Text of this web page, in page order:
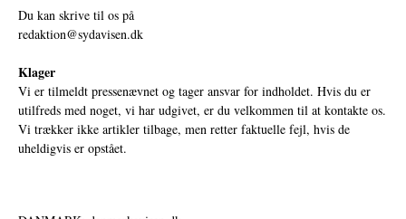
Du kan skrive til os på
redaktion@sydavisen.dk
Klager
Vi er tilmeldt pressenævnet og tager ansvar for indholdet. Hvis du er
utilfreds med noget, vi har udgivet, er du velkommen til at kontakte os.
Vi trækker ikke artikler tilbage, men retter faktuelle fejl, hvis de
uheldigvis er opstået.